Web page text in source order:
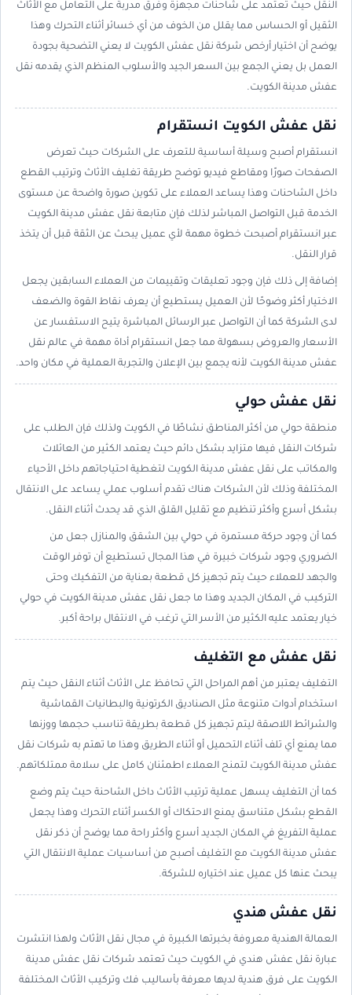
النقل حيث تعتمد على شاحنات مجهزة وفرق مدربة على التعامل مع الأثاث
الثقيل أو الحساس مما يقلل من الخوف من أي خسائر أثناء التحرك وهذا
يوضح أن اختيار أرخص شركة نقل عفش الكويت لا يعني التضحية بجودة
العمل بل يعني الجمع بين السعر الجيد والأسلوب المنظم الذي يقدمه نقل
عفش مدينة الكويت.
نقل عفش الكويت انستقرام
انستقرام أصبح وسيلة أساسية للتعرف على الشركات حيث تعرض
الصفحات صورًا ومقاطع فيديو توضح طريقة تغليف الأثاث وترتيب القطع
داخل الشاحنات وهذا يساعد العملاء على تكوين صورة واضحة عن مستوى
الخدمة قبل التواصل المباشر لذلك فإن متابعة نقل عفش مدينة الكويت
عبر انستقرام أصبحت خطوة مهمة لأي عميل يبحث عن الثقة قبل أن يتخذ
قرار النقل.
إضافة إلى ذلك فإن وجود تعليقات وتقييمات من العملاء السابقين يجعل
الاختيار أكثر وضوحًا لأن العميل يستطيع أن يعرف نقاط القوة والضعف
لدى الشركة كما أن التواصل عبر الرسائل المباشرة يتيح الاستفسار عن
الأسعار والعروض بسهولة مما جعل انستقرام أداة مهمة في عالم نقل
عفش مدينة الكويت لأنه يجمع بين الإعلان والتجربة العملية في مكان واحد.
نقل عفش حولي
منطقة حولي من أكثر المناطق نشاطًا في الكويت ولذلك فإن الطلب على
شركات النقل فيها متزايد بشكل دائم حيث يعتمد الكثير من العائلات
والمكاتب على نقل عفش مدينة الكويت لتغطية احتياجاتهم داخل الأحياء
المختلفة وذلك لأن الشركات هناك تقدم أسلوب عملي يساعد على الانتقال
بشكل أسرع وأكثر تنظيم مع تقليل القلق الذي قد يحدث أثناء النقل.
كما أن وجود حركة مستمرة في حولي بين الشقق والمنازل جعل من
الضروري وجود شركات خبيرة في هذا المجال تستطيع أن توفر الوقت
والجهد للعملاء حيث يتم تجهيز كل قطعة بعناية من التفكيك وحتى
التركيب في المكان الجديد وهذا ما جعل نقل عفش مدينة الكويت في حولي
خيار يعتمد عليه الكثير من الأسر التي ترغب في الانتقال براحة أكبر.
نقل عفش مع التغليف
التغليف يعتبر من أهم المراحل التي تحافظ على الأثاث أثناء النقل حيث يتم
استخدام أدوات متنوعة مثل الصناديق الكرتونية والبطانيات القماشية
والشرائط اللاصقة ليتم تجهيز كل قطعة بطريقة تناسب حجمها ووزنها
مما يمنع أي تلف أثناء التحميل أو أثناء الطريق وهذا ما تهتم به شركات نقل
عفش مدينة الكويت لتمنح العملاء اطمئنان كامل على سلامة ممتلكاتهم.
كما أن التغليف يسهل عملية ترتيب الأثاث داخل الشاحنة حيث يتم وضع
القطع بشكل متناسق يمنع الاحتكاك أو الكسر أثناء التحرك وهذا يجعل
عملية التفريغ في المكان الجديد أسرع وأكثر راحة مما يوضح أن ذكر نقل
عفش مدينة الكويت مع التغليف أصبح من أساسيات عملية الانتقال التي
يبحث عنها كل عميل عند اختياره للشركة.
نقل عفش هندي
العمالة الهندية معروفة بخبرتها الكبيرة في مجال نقل الأثاث ولهذا انتشرت
عبارة نقل عفش هندي في الكويت حيث تعتمد شركات نقل عفش مدينة
الكويت على فرق هندية لديها معرفة بأساليب فك وتركيب الأثاث المختلفة